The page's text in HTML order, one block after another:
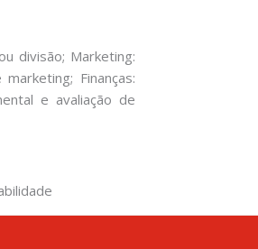
divisão; Marketing:
Finanças:
e avaliação de